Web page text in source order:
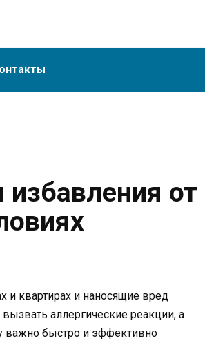
от
квартирах и наносящие вред
аллергические реакции, а
важно быстро и эффективно